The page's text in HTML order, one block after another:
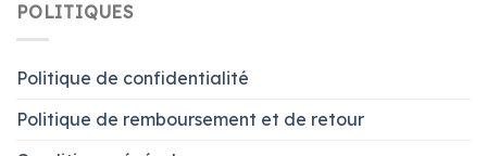
POLITIQUES
Politique de confidentialité
Politique de remboursement et de retour